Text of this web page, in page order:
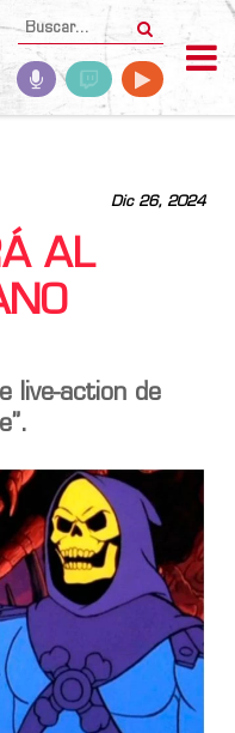
Dic 26, 2024
AL
live-action de